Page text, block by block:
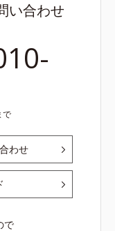
い合わせ
で
わせ
で